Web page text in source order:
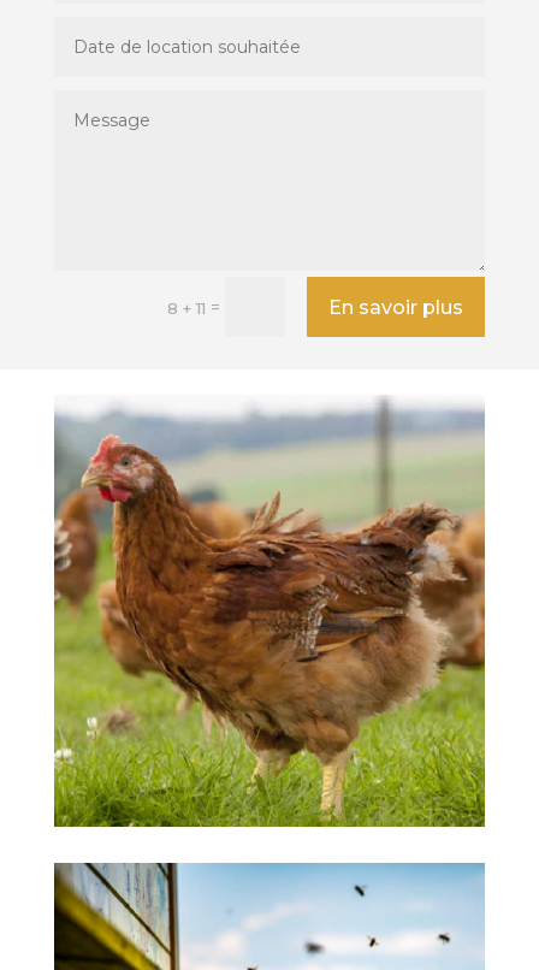
8 + 11 = En savoir plus